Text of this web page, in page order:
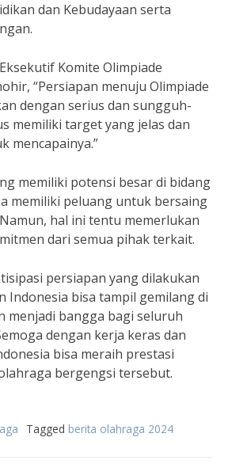
dan Kebudayaan serta
Komite Olimpiade
“Persiapan menuju Olimpiade
dengan serius dan sungguh-
memiliki target yang jelas dan
mencapainya.”
memiliki potensi besar di bidang
memiliki peluang untuk bersaing
hal ini tentu memerlukan
dari semua pihak terkait.
persiapan yang dilakukan
Indonesia bisa tampil gemilang di
menjadi bangga bagi seluruh
dengan kerja keras dan
bisa meraih prestasi
bergengsi tersebut.
Tagged berita olahraga 2024